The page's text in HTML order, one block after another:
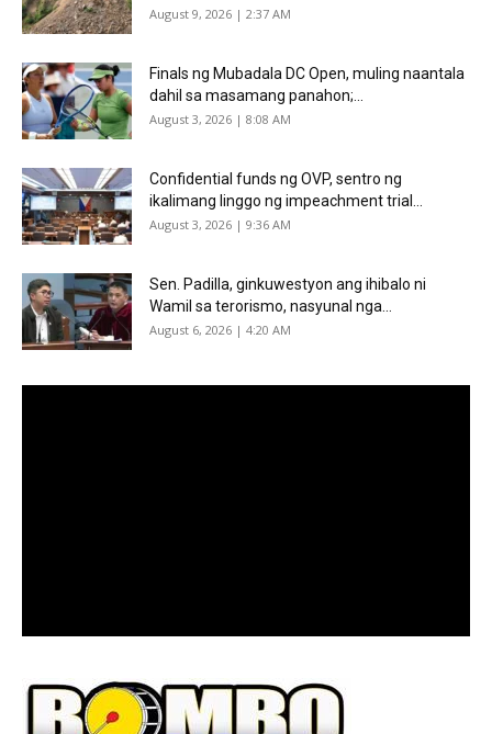
August 9, 2026 | 2:37 AM
Finals ng Mubadala DC Open, muling naantala
dahil sa masamang panahon;...
August 3, 2026 | 8:08 AM
Confidential funds ng OVP, sentro ng
ikalimang linggo ng impeachment trial...
August 3, 2026 | 9:36 AM
Sen. Padilla, ginkuwestyon ang ihibalo ni
Wamil sa terorismo, nasyunal nga...
August 6, 2026 | 4:20 AM